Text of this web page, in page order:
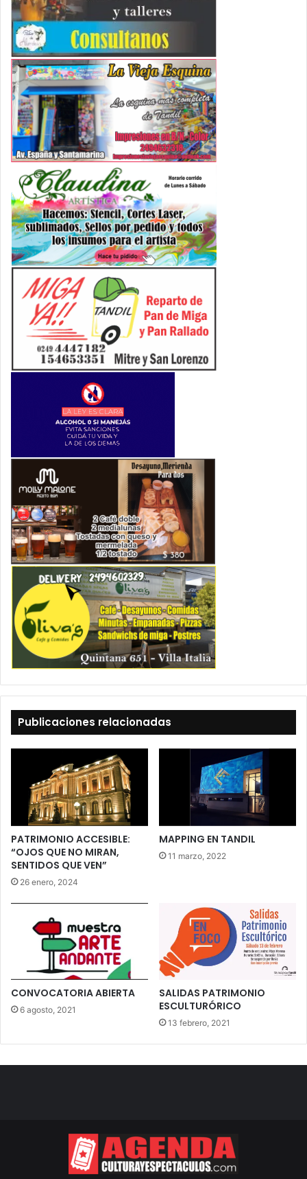
Publicaciones relacionadas
PATRIMONIO ACCESIBLE:
“OJOS QUE NO MIRAN,
SENTIDOS QUE VEN”
26 enero, 2024
MAPPING EN TANDIL
11 marzo, 2022
CONVOCATORIA ABIERTA
6 agosto, 2021
SALIDAS PATRIMONIO
ESCULTURÓRICO
13 febrero, 2021